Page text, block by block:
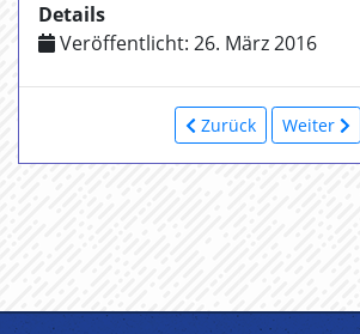
Details
Veröffentlicht: 26. März 2016
Zurück Weiter